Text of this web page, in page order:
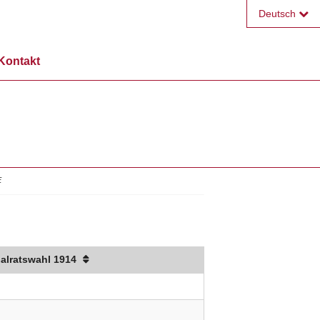
Kontakt
Deutsch
1914